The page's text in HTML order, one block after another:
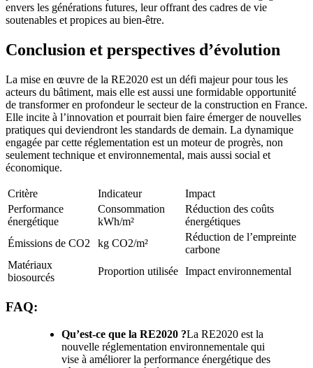
envers les générations futures, leur offrant des cadres de vie
soutenables et propices au bien-être.
Conclusion et perspectives d’évolution
La mise en œuvre de la RE2020 est un défi majeur pour tous les
acteurs du bâtiment, mais elle est aussi une formidable opportunité
de transformer en profondeur le secteur de la construction en France.
Elle incite à l’innovation et pourrait bien faire émerger de nouvelles
pratiques qui deviendront les standards de demain. La dynamique
engagée par cette réglementation est un moteur de progrès, non
seulement technique et environnemental, mais aussi social et
économique.
Critère Indicateur
Impact
Performance
énergétique
Consommation
kWh/m²
Réduction des coûts
énergétiques
Émissions de CO2
kg CO2/m²
Réduction de l’empreinte
carbone
Matériaux
biosourcés
Proportion utilisée Impact environnemental
FAQ:
Qu’est-ce que la RE2020 ?La RE2020 est la
nouvelle réglementation environnementale qui
vise à améliorer la performance énergétique des